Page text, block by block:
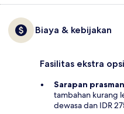
Biaya & kebijakan
Fasilitas ekstra
Sarapan
tambahan kurang
dewasa dan IDR